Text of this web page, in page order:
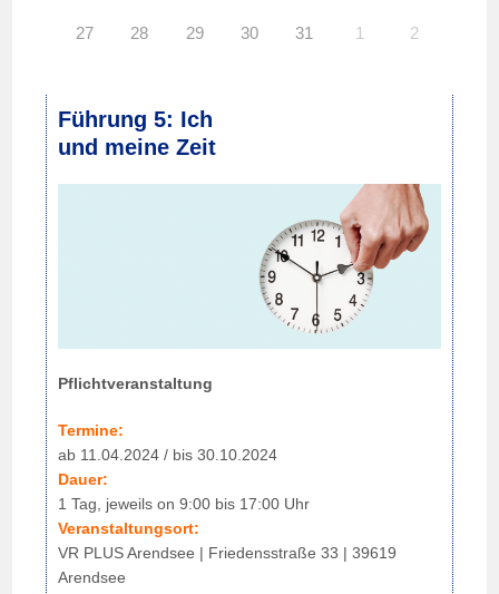
27 28 29 30 31 1 2
Führung 5: Ich
und meine Zeit
Pflichtveranstaltung
Termine:
ab 11.04.2024 / bis 30.10.2024
Dauer:
1 Tag, jeweils on 9:00 bis 17:00 Uhr
Veranstaltungsort:
VR PLUS Arendsee | Friedensstraße 33 | 39619
Arendsee